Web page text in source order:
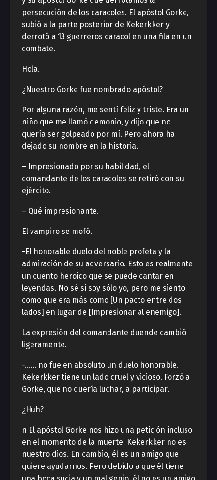
persecución de los caracoles. El apóstol Gorke,
subió a la parte posterior de Kekerkker y
derrotó a 13 guerreros caracol en una fila en un
combate.
Hola.
¿Nuestro Gorke fue nombrado apóstol?
Por alguna razón, me sentí feliz y triste. Era un
niño que me llamó demonio, y dijo que no
quería ser golpeado por mí. Pero ahora ha
dejado su nombre en la historia.
– Impresionado por su habilidad, el
comandante de los caracoles se retiró con su
ejército.
– Qué impresionante.
El vampiro se mofó.
-El honorable duelo del noble profeta y la
admiración de su adversario. Esto es realmente
un cuento heroico que se puede cantar en
leyendas. No sé si soy sólo yo, pero me siento
como que era más como [Un pacto entre dos
lados] en lugar de [Impresionar al enemigo].
La expresión del comandante duende cambió
ligeramente.
-…… no fue en absoluto un duelo honorable.
Kekerkker tiene un lado cruel y vicioso. Forzó a
Gorke, que no quería luchar, a participar.
¿Huh?
n El apóstol Gorke nos hizo una petición incluso
en el momento de la muerte. Kekerkker no es
nuestro dios. En cambio, él es un amigo que
quiere ayudarnos. Pero debido a que él tiene